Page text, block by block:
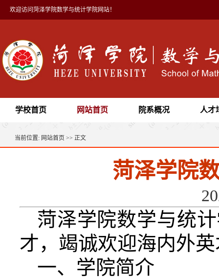
欢迎访问菏泽学院数学与统计学院网站！
学校首页 网站首页 院系概况 人才
当前位置: 网站首页 >> 正文
菏泽学院
菏泽学院数学与统
才，竭诚欢迎海内外
一、学院简介